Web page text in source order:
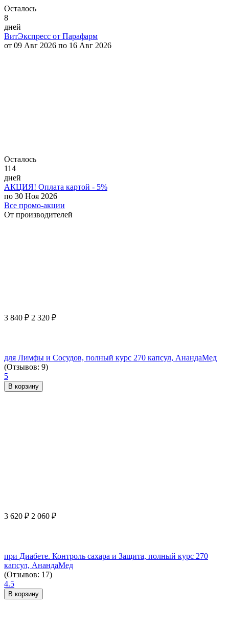
Осталось
8
дней
ВитЭкспресс от Парафарм
от 09 Авг 2026 по 16 Авг 2026
Осталось
114
дней
АКЦИЯ! Оплата картой - 5%
по 30 Ноя 2026
Все промо-акции
От производителей
3 840 ₽ 2 320 ₽
для Лимфы и Сосудов, полный курс 270 капсул, АнандаМед
(Отзывов: 9)
5
В корзину
3 620 ₽ 2 060 ₽
при Диабете. Контроль сахара и Защита, полный курс 270
капсул, АнандаМед
(Отзывов: 17)
4.5
В корзину